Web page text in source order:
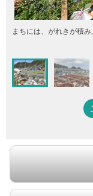
まちには、がれきが積